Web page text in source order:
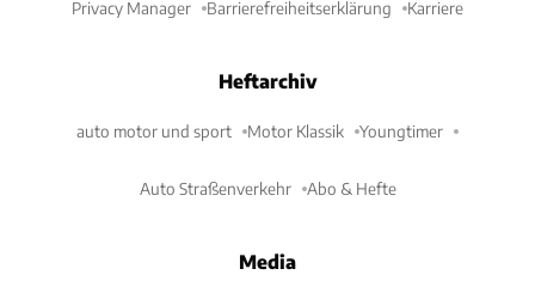
Privacy Manager Barrierefreiheitserklärung Karriere
Heftarchiv
auto motor und sport Motor Klassik Youngtimer
Auto Straßenverkehr Abo & Hefte
Media